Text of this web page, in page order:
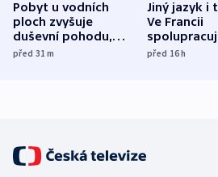
Pobyt u vodních
ploch zvyšuje
duševní pohodu,
ukázala
před 31m
Jiný jazyk i
Ve Francii
různých zemí
před 16h